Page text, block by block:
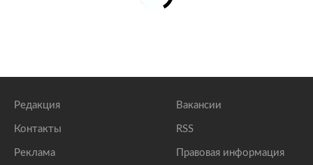
Редакция
Контакты
Реклама
Вакансии
RSS
Правовая информация